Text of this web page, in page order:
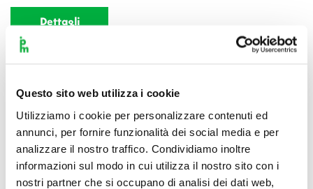
Questo sito web utilizza i cookie
Utilizziamo i cookie per personalizzare contenuti ed
annunci, per fornire funzionalità dei social media e per
analizzare il nostro traffico. Condividiamo inoltre
informazioni sul modo in cui utilizza il nostro sito con i
nostri partner che si occupano di analisi dei dati web,
Dettagli